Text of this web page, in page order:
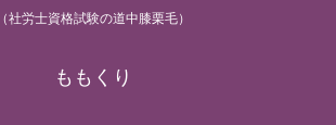
（社労士資格試験の道中膝栗毛）
ももくり